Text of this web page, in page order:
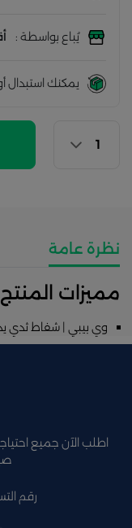
يُباع بواسطة :
يمكنك استبدال
نظرة عامة
مميزات المنتج
وي بيبي | شفاط ثدي يدوي
اطلب الآن جميع
رقم